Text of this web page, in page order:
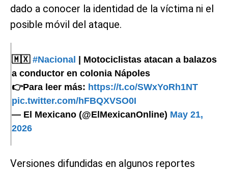
dado a conocer la identidad de la víctima ni el
posible móvil del ataque.
🇲🇽 #Nacional | Motociclistas atacan a balazos
a conductor en colonia Nápoles
👉Para leer más: https://t.co/SWxYoRh1NT
pic.twitter.com/hFBQXVSO0I
— El Mexicano (@ElMexicanOnline) May 21,
2026
Versiones difundidas en algunos reportes